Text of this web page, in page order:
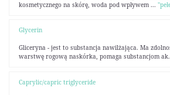
kosmetycznego na skórę, woda pod wpływem ...
Glycerin
Gliceryna - jest to substancja nawilżająca. Ma
warstwę rogową naskórka, pomaga substancjom
Caprylic/capric triglyceride